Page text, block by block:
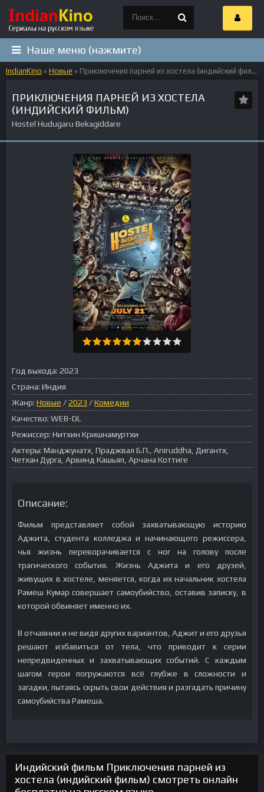
Наше меню (нажмите)
IndianKino » Новые » Приключения парней из хостела (индийский фильм)
ПРИКЛЮЧЕНИЯ ПАРНЕЙ ИЗ ХОСТЕЛА
(ИНДИЙСКИЙ ФИЛЬМ)
Hostel Hudugaru Bekagiddare
Год выхода: 2023
Страна: Индия
Жанр: Новые /2023 /Комедии
Качество: WEB-DL
Режиссер: Нитхин Кришнамуртхи
Актеры: Манджунатх, Праджвал Б.П., Aniruddha, Дигантх,
Четхан Дурга, Арвинд Кашьяп, Арчана Коттиге
Описание:
Фильм представляет собой захватывающую историю
Аджита, студента колледжа и начинающего режиссера,
чья жизнь переворачивается с ног на голову после
трагического события. Жизнь Аджита и его друзей,
живущих в хостеле, меняется, когда их начальник хостела
Рамеш Кумар совершает самоубийство, оставив записку, в
которой обвиняет именно их.
В отчаянии и не видя других вариантов, Аджит и его друзья
решают избавиться от тела, что приводит к серии
непредвиденных и захватывающих событий. С каждым
шагом герои погружаются всё глубже в сложности и
загадки, пытаясь скрыть свои действия и разгадать причину
самоубийства Рамеша.
Индийский фильм Приключения парней из
хостела (индийский фильм) смотреть онлайн